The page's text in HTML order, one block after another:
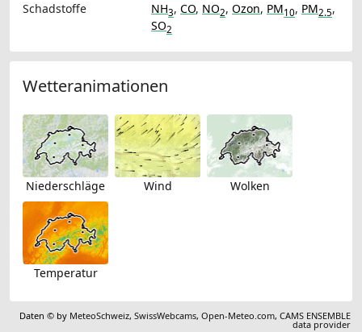
Schadstoffe
NH3, CO, NO2, Ozon, PM10, PM2.5,
SO2
Wetteranimationen
Niederschläge Wind Wolken
Temperatur
Daten © by MeteoSchweiz,SwissWebcams,Open-Meteo.com,CAMS ENSEMBLE
data provider